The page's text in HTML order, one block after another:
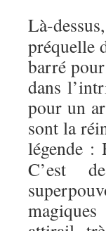
Là-
préquelle
barré
dans
pour un
sont la
légende :
C’est